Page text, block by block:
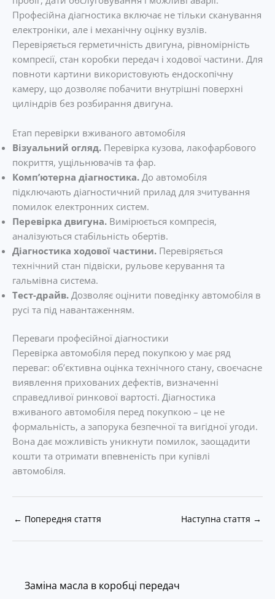
Професійна діагностика включає не тільки сканування
електроніки, але і механічну оцінку вузлів.
Перевіряється герметичність двигуна, рівномірність
компресії, стан коробки передач і ходової частини. Для
повноти картини використовують ендоскопічну
камеру, що дозволяє побачити внутрішні поверхні
циліндрів без розбирання двигуна.
Етап перевірки вживаного автомобіля
Візуальний огляд. Перевірка кузова, лакофарбового
покриття, ущільнювачів та фар.
Комп’ютерна діагностика. До автомобіля
підключають діагностичний прилад для зчитування
помилок електронних систем.
Перевірка двигуна. Вимірюється компресія,
аналізуються стабільність обертів.
Діагностика ходової частини. Перевіряється
технічний стан підвіски, рульове керування та
гальмівна система.
Тест-драйв. Дозволяє оцінити поведінку автомобіля в
русі та під навантаженням.
Переваги професійної діагностики
Перевірка автомобіля перед покупкою у має ряд
переваг: об’єктивна оцінка технічного стану, своєчасне
виявлення прихованих дефектів, визначенні
справедливої ринкової вартості. Діагностика
вживаного автомобіля перед покупкою – це не
формальність, а запорука безпечної та вигідної угоди.
Вона дає можливість уникнути помилок, заощадити
кошти та отримати впевненість при купівлі
автомобіля.
← Попередня стаття Наступна стаття →
Заміна масла в коробці передач